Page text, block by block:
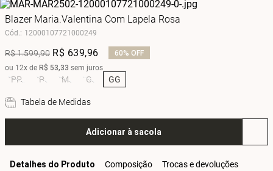
Blazer Maria.Valentina Com Lapela Rosa
Cód.: 12000107721000249
R$1.599,90 R$ 639,96 60% OFF
ou 12x de R$ 53,33 sem juros
PP P M G GG
Tabela de Medidas
Adicionar à sacola
Detalhes do Produto Composição Trocas e devoluções